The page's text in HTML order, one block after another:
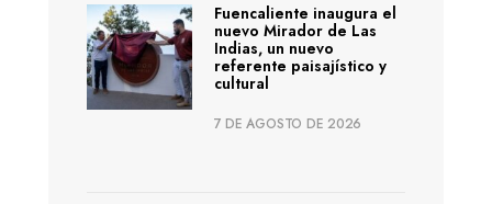
Fuencaliente inaugura el
nuevo Mirador de Las
Indias, un nuevo
referente paisajístico y
cultural
7 DE AGOSTO DE 2026